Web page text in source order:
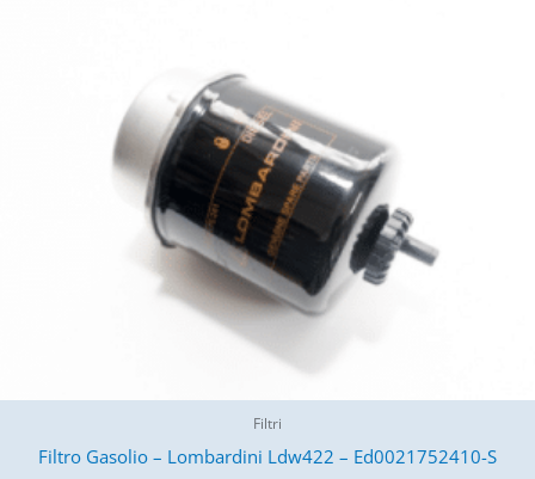
Filtri
Filtro Gasolio – Lombardini Ldw422 – Ed0021752410-S